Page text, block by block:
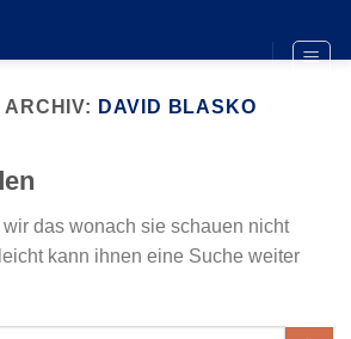
ARCHIV: DAVID BLASKO
das wonach sie schauen nicht
kann ihnen eine Suche weiter